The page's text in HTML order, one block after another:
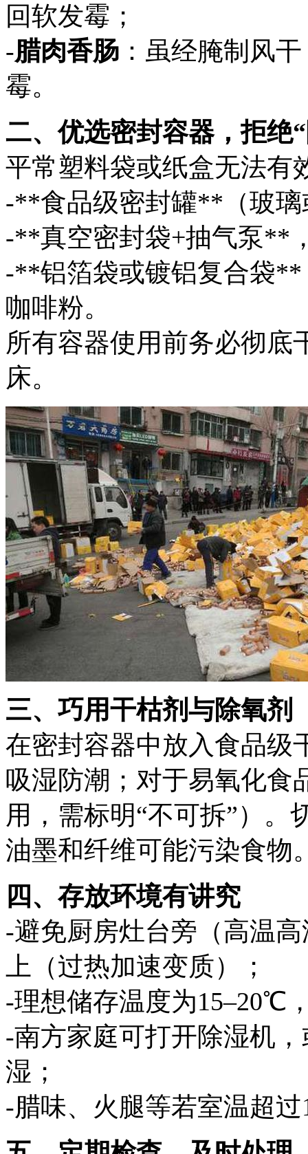
回软发霉；
-腊肉香肠 ：虽经腌制风
霉。
二、优选密封容器，拒绝
平常塑料袋或纸盒无法有
-**食品级密封罐**（玻璃
-**真空密封袋+抽气泵**
-**铝箔袋或镀铝复合袋**
咖啡粉。
所有容器使用前务必彻底
床。
三、巧用干枯剂与除氧剂
在密封容器中放入食品级
吸湿防潮；对于易氧化食
用，需标明“不可拆”）
油墨和纤维可能污染食物
四、存放环境有讲究
-避免厨房灶台旁（高温
上（过热加速变质）；
-理想储存温度为15–20℃
-南方家庭可打开除湿机
湿；
-腊味、火腿等若室温超